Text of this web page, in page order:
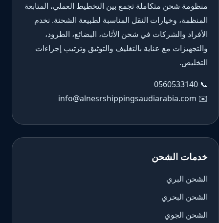
منظومة شحن متكاملة تجمع بين التخطيط العملي، المتابعة
المنظمة، وخيارات النقل المناسبة لطبيعة الشحنة. نخدم
الأفراد والشركات في شحن الأثاث، البضائع، الطرود،
والتجهيزات مع عناية بالتغليف والتوثيق وترتيب إجراءات
التخليص.
📞
0560533140
✉️
info@alnesrshippingsaudiarabia.com
خدمات الشحن
الشحن البري
الشحن البحري
الشحن الجوي